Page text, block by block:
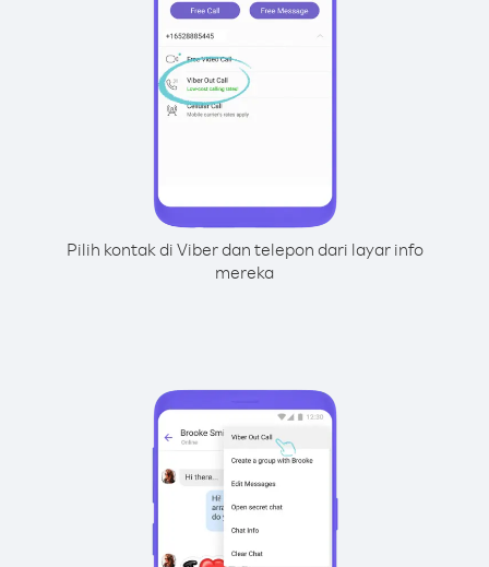
Pilih kontak di Viber dan telepon dari layar info
mereka